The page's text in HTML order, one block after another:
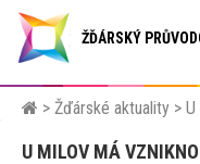
ŽĎÁRSKÝ
> Žďárské aktuality >
U MILOV MÁ